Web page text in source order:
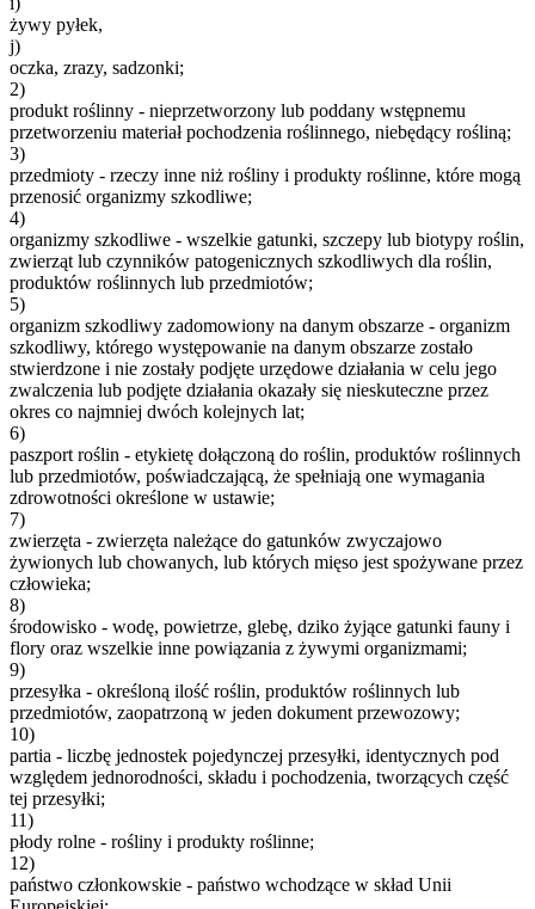
żywy pyłek,
j)
oczka, zrazy, sadzonki;
2)
produkt roślinny - nieprzetworzony lub poddany wstępnemu
przetworzeniu materiał pochodzenia roślinnego, niebędący rośliną;
3)
przedmioty - rzeczy inne niż rośliny i produkty roślinne, które mogą
przenosić organizmy szkodliwe;
4)
organizmy szkodliwe - wszelkie gatunki, szczepy lub biotypy roślin,
zwierząt lub czynników patogenicznych szkodliwych dla roślin,
produktów roślinnych lub przedmiotów;
5)
organizm szkodliwy zadomowiony na danym obszarze - organizm
szkodliwy, którego występowanie na danym obszarze zostało
stwierdzone i nie zostały podjęte urzędowe działania w celu jego
zwalczenia lub podjęte działania okazały się nieskuteczne przez
okres co najmniej dwóch kolejnych lat;
6)
paszport roślin - etykietę dołączoną do roślin, produktów roślinnych
lub przedmiotów, poświadczającą, że spełniają one wymagania
zdrowotności określone w ustawie;
7)
zwierzęta - zwierzęta należące do gatunków zwyczajowo
żywionych lub chowanych, lub których mięso jest spożywane przez
człowieka;
8)
środowisko - wodę, powietrze, glebę, dziko żyjące gatunki fauny i
flory oraz wszelkie inne powiązania z żywymi organizmami;
9)
przesyłka - określoną ilość roślin, produktów roślinnych lub
przedmiotów, zaopatrzoną w jeden dokument przewozowy;
10)
partia - liczbę jednostek pojedynczej przesyłki, identycznych pod
względem jednorodności, składu i pochodzenia, tworzących część
tej przesyłki;
11)
płody rolne - rośliny i produkty roślinne;
12)
państwo członkowskie - państwo wchodzące w skład Unii